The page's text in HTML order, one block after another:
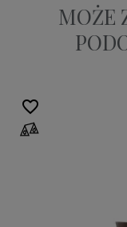
MOŻE
favorite_border